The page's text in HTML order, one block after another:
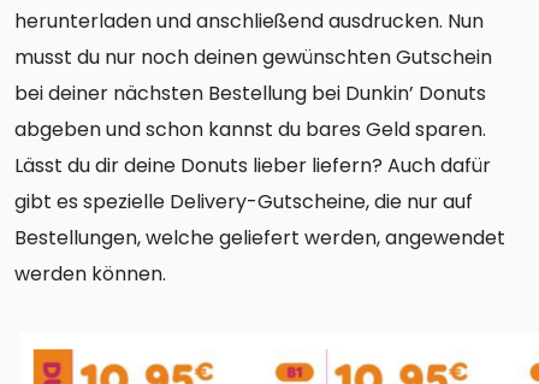
herunterladen und anschließend ausdrucken. Nun
musst du nur noch deinen gewünschten Gutschein
bei deiner nächsten Bestellung bei Dunkin’ Donuts
abgeben und schon kannst du bares Geld sparen.
Lässt du dir deine Donuts lieber liefern? Auch dafür
gibt es spezielle Delivery-Gutscheine, die nur auf
Bestellungen, welche geliefert werden, angewendet
werden können.